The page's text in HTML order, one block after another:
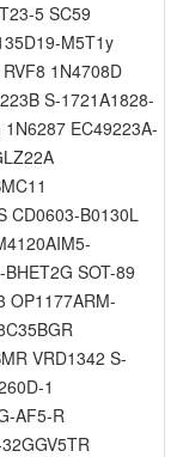
5 SC59
M5T1y
1N4708D
S-1721A1828-
EC49223A-
CD0603-B0130L
SOT-89
OP1177ARM-
VRD1342 S-
1
AF5-R